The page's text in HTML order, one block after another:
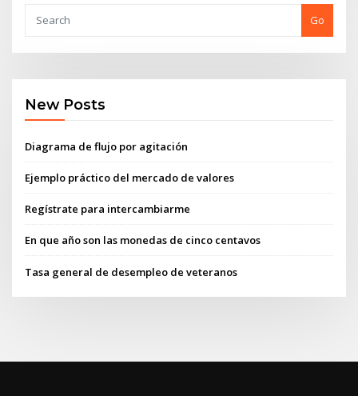
Go
New Posts
Diagrama de flujo por agitación
Ejemplo práctico del mercado de valores
Regístrate para intercambiarme
En que año son las monedas de cinco centavos
Tasa general de desempleo de veteranos